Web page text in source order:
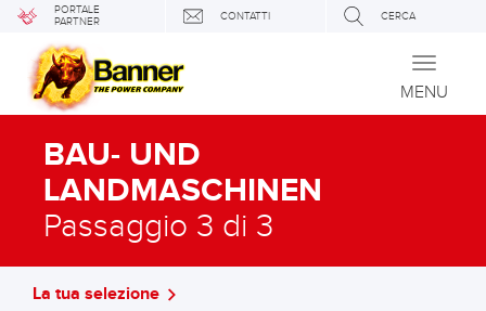
PORTALE
PARTNER
CONTATTI CERCA
Toggle
MENU
BAU- UND
LANDMASCHINEN
Passaggio 3 di 3
La tua selezione